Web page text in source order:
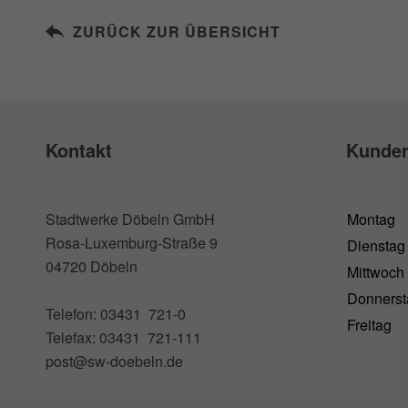
ZURÜCK ZUR ÜBERSICHT
Kontakt
Stadtwerke Döbeln GmbH
Rosa-Luxemburg-Straße 9
04720 Döbeln
Telefon: 03431 721-0
Telefax: 03431 721-111
post@sw-doebeln.de
Montag
Dienstag
Mittwoch
Freitag